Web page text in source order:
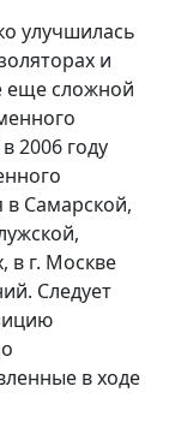
улучшилась
и
еще сложной
2006 году
в Самарской,
в г. Москве
Следует
в ходе